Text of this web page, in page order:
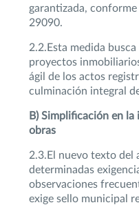
garantizada,
29090.
2.2.Esta medida
proyectos
ágil de los actos
culminación integral
B) Simplificación en
obras
2.3.El nuevo texto del
determinadas
observaciones
exige sello municipal